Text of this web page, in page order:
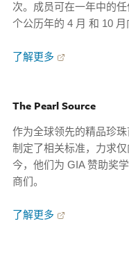
次。成员可在一年中的
个公历年的 4 月 和 10 月
了解更多
The Pearl Source
作为全球领先的精品珍
制定了相关标准，力求
今，他们为 GIA 赞助奖
商们。
了解更多